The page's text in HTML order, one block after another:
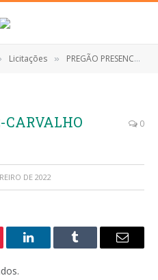
Licitações » PREGÃO PRESENCIAL Nº 026/2021-SRP (REGISTRO DE PREÇOS PARA PRESTAÇÃO DOS SERVIÇOS DE ORGANIZAÇÃO E REALIZAÇÃO DAS FESTIVIDADES ALUSIVAS AO NATAL 2021 E ANO NOVO 2021/2022 NA CIDADE DE ANAPURUS/MA)
CARVALHO
0
DE 2022
LinkedInTumblr
E-